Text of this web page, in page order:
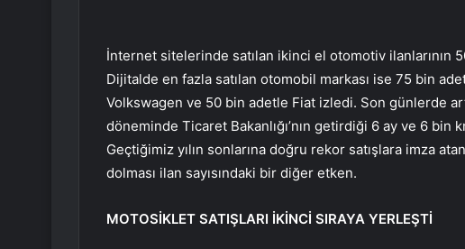
İnternet sitelerinde satılan ikinci el otomotiv
Dijitalde en fazla satılan otomobil markası ise 75 bin
Volkswagen ve 50 bin adetle Fiat izledi. Son günlerde
döneminde Ticaret Bakanlığı’nın getirdiği 6 ay ve 6 bin
Geçtiğimiz yılın sonlarına doğru rekor satışlara imza
dolması ilan sayısındaki bir diğer etken.
MOTOSİKLET SATIŞLARI İKİNCİ SIRAYA YERLEŞTİ